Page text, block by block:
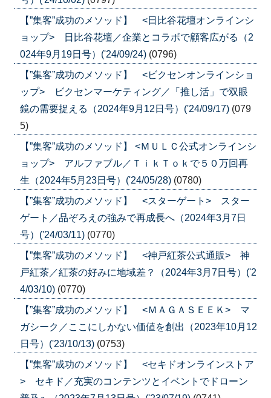
【”集客”成功のメソッド】 <日比谷花壇オンラインシ
ョップ> 日比谷花壇／企業とコラボで顧客広がる（2
024年9月19日号）('24/09/24) (0796)
【”集客”成功のメソッド】 <ビクセンオンラインショ
ップ> ビクセンマーケティング／「推し活」で双眼
鏡の需要捉える（2024年9月12日号）('24/09/17) (079
5)
【”集客”成功のメソッド】 <ＭＵＬＣ公式オンラインシ
ョップ> アルファブル／ＴｉｋＴｏｋで５０万回再
生（2024年5月23日号）('24/05/28) (0780)
【”集客”成功のメソッド】 <スターゲート> スター
ゲート／品ぞろえの強みで再成長へ（2024年3月7日
号）('24/03/11) (0770)
【”集客”成功のメソッド】 <神戸紅茶公式通販> 神
戸紅茶／紅茶の好みに地域差？（2024年3月7日号）('2
4/03/10) (0770)
【”集客”成功のメソッド】 <ＭＡＧＡＳＥＥＫ> マ
ガシーク／ここにしかない価値を創出（2023年10月12
日号）('23/10/13) (0753)
【”集客”成功のメソッド】 <セキドオンラインストア
> セキド／充実のコンテンツとイベントでドローン